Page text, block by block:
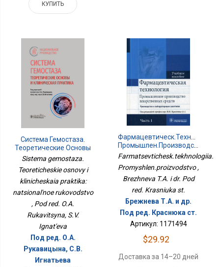
КУПИТЬ
Система Гемостаза.
Теоретические Основы
И Клиническая
Практика:
Национальное
Руководство
Sistema gemostaza.
Teoreticheskie osnovy i
klinicheskaia praktika:
natsional'noe rukovodstvo
, Pod red. O.A.
Rukavitsyna, S.V.
Ignat'eva
Под ред. О.А.
Рукавицына, С.В.
Игнатьева
Фармацевтическ.технология.
Farmatsevtichesk.tekhnologiia.
Promyshlen.proizvodstvo ,
Brezhneva T.A. i dr. Pod
red. Krasniuka st.
Брежнева Т.А. и др.
Под ред. Краснюка ст.
Артикул: 1171494
$29.92
Доставка за 14–20 дней